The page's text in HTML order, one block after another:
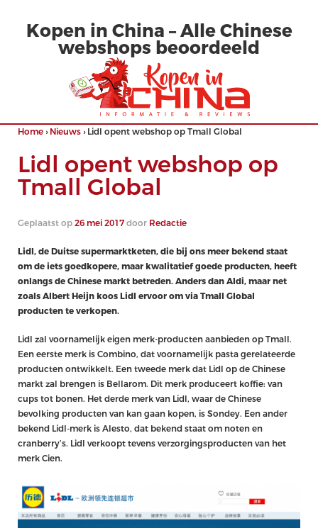
Kopen in China – Alle Chinese
webshops beoordeeld
Home › Nieuws › Lidl opent webshop op Tmall Global
Lidl opent webshop op
Tmall Global
Geplaatst op26 mei 2017door Redactie
Lidl, de Duitse supermarktketen, die bij ons meer bekend staat
om de iets goedkopere, maar kwalitatief goede producten, heeft
onlangs de Chinese markt betreden. Anders dan Aldi, maar net
zoals Albert Heijn koos Lidl ervoor om via Tmall Global
producten te verkopen.
Lidl zal voornamelijk eigen merk-producten aanbieden op Tmall.
Een eerste merk is Combino, dat voornamelijk pasta gerelateerde
producten ontwikkelt. Een tweede merk dat Lidl op de Chinese
markt zal brengen is Bellarom. Dit merk produceert koffie: van
cups tot bonen. Het derde merk van Lidl, waar de Chinese
bevolking producten van kan gaan kopen, is Sondey. Een ander
bekend Lidl-merk is Alesto, dat bekend staat om noten en
cranberry’s. Lidl verkoopt tevens verzorgingsproducten van het
merk Cien.